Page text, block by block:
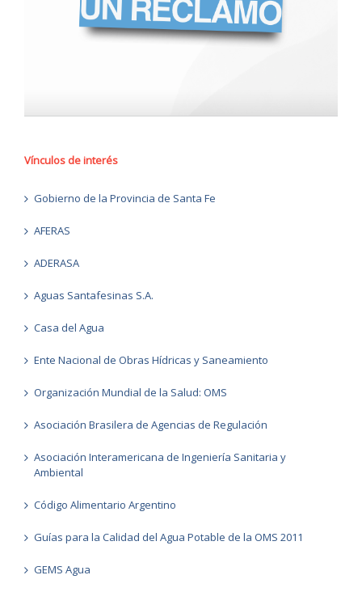
Vínculos de interés
Gobierno de la Provincia de Santa Fe
AFERAS
ADERASA
Aguas Santafesinas S.A.
Casa del Agua
Ente Nacional de Obras Hídricas y Saneamiento
Organización Mundial de la Salud: OMS
Asociación Brasilera de Agencias de Regulación
Asociación Interamericana de Ingeniería Sanitaria y
Ambiental
Código Alimentario Argentino
Guías para la Calidad del Agua Potable de la OMS 2011
GEMS Agua